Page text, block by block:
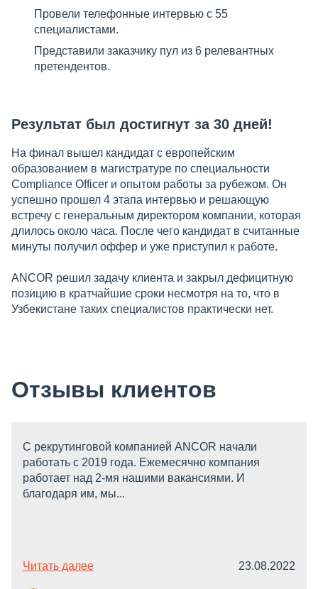
Провели телефонные интервью с 55
специалистами.
Представили заказчику пул из 6 релевантных
претендентов.
Результат был достигнут за 30 дней!
На финал вышел кандидат с европейским
образованием в магистратуре по специальности
Compliance Officer и опытом работы за рубежом. Он
успешно прошел 4 этапа интервью и решающую
встречу с генеральным директором компании, которая
длилось около часа. После чего кандидат в считанные
минуты получил оффер и уже приступил к работе.
ANCOR решил задачу клиента и закрыл дефицитную
позицию в кратчайшие сроки несмотря на то, что в
Узбекистане таких специалистов практически нет.
Отзывы клиентов
С рекрутинговой компанией ANCOR начали
работать c 2019 года. Ежемесячно компания
работает над 2-мя нашими вакансиями. И
благодаря им, мы...
Читать далее 23.08.2022